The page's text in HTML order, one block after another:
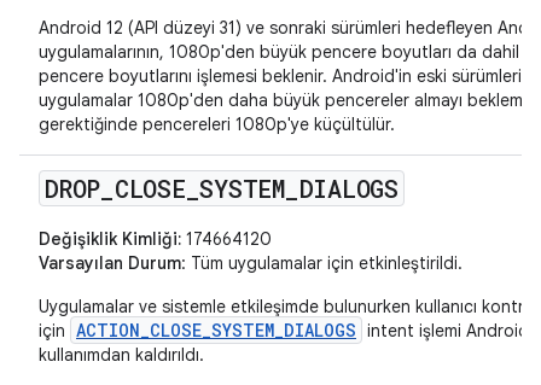
Android 12 (API düzeyi 31) ve sonraki sürümleri hedefleyen
uygulamalarının, 1080p'den büyük pencere boyutları da dahil
pencere boyutlarını işlemesi beklenir. Android'in eski
uygulamalar 1080p'den daha büyük pencereler almayı
gerektiğinde pencereleri 1080p'ye küçültülür.
DROP CLOSE _SYSTEM_ DIALOGS
Değişiklik Kimliği: 174664120
Varsayılan Durum: Tüm uygulamalar için etkinleştirildi.
Uygulamalar ve sistemle etkileşimde bulunurken kullanıcı
için ACTION_CLOSE_SYSTEM_DIALOGS intent işlemi Android
kullanımdan kaldırıldı.